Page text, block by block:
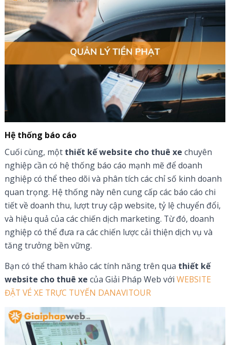
Hệ thống báo cáo
Cuối cùng, một thiết kế website cho thuê xe chuyên
nghiệp cần có hệ thống báo cáo mạnh mẽ để doanh
nghiệp có thể theo dõi và phân tích các chỉ số kinh doanh
quan trọng. Hệ thống này nên cung cấp các báo cáo chi
tiết về doanh thu, lượt truy cập website, tỷ lệ chuyển đổi,
và hiệu quả của các chiến dịch marketing. Từ đó, doanh
nghiệp có thể đưa ra các chiến lược cải thiện dịch vụ và
tăng trưởng bền vững.
Bạn có thể tham khảo các tính năng trên qua thiết kế
website cho thuê xe của Giải Pháp Web với WEBSITE
ĐẶT VÉ XE TRỰC TUYẾN DANAVITOUR